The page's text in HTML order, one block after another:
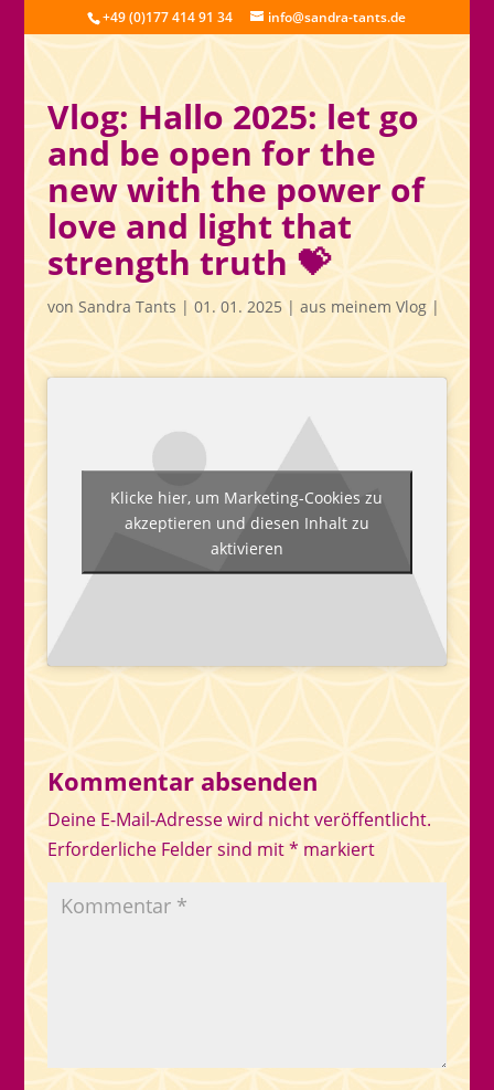
+49 (0)177 414 91 34 info@sandra-tants.de
Vlog: Hallo 2025: let go
and be open for the
new with the power of
love and light that
strength truth 💝
von Sandra Tants |01. 01. 2025| aus meinem Vlog|
Klicke hier, um Marketing-Cookies zu
akzeptieren und diesen Inhalt zu
aktivieren
Kommentar absenden
Deine E-Mail-Adresse wird nicht veröffentlicht.
Erforderliche Felder sind mit* markiert